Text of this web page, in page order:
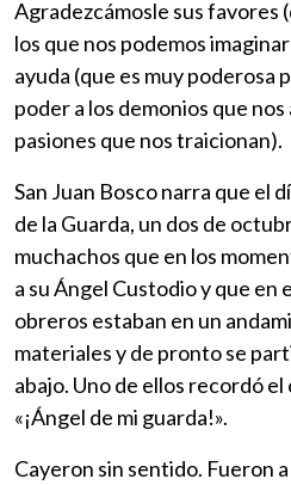
Agradezcámosle sus favores
los que nos podemos
ayuda (que es muy poderosa
poder a los demonios que
pasiones que nos traicionan).
San Juan Bosco narra que el
de la Guarda, un dos de
muchachos que en los
a su Ángel Custodio y que en
obreros estaban en un
materiales y de pronto se
abajo. Uno de ellos recordó
«¡Ángel de mi guarda!».
Cayeron sin sentido. Fueron